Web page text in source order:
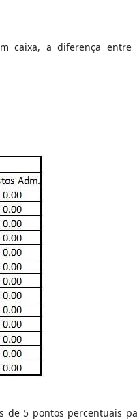
caixa, a diferença entre
de 5 pontos percentuais